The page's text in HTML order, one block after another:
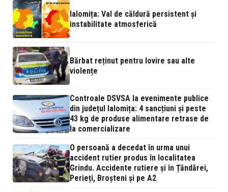
Ialomița: Val de căldură persistent și
instabilitate atmosferică
Bărbat reținut pentru lovire sau alte
violențe
Controale DSVSA la evenimente publice
din județul Ialomița: 4 sancțiuni și peste
43 kg de produse alimentare retrase de
la comercializare
O persoană a decedat în urma unui
accident rutier produs în localitatea
Grindu. Accidente rutiere și în Țăndărei,
Perieți, Broșteni și pe A2